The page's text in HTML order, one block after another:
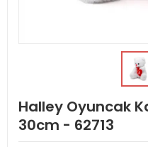
Halley Oyuncak
30cm - 62713